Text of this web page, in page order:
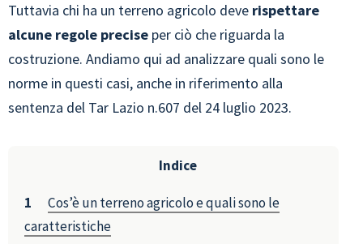
Tuttavia chi ha un terreno agricolo deve rispettare
alcune regole precise per ciò che riguarda la
costruzione. Andiamo qui ad analizzare quali sono le
norme in questi casi, anche in riferimento alla
sentenza del Tar Lazio n.607 del 24 luglio 2023.
Indice
Cos’è un terreno agricolo e quali sono le
caratteristiche